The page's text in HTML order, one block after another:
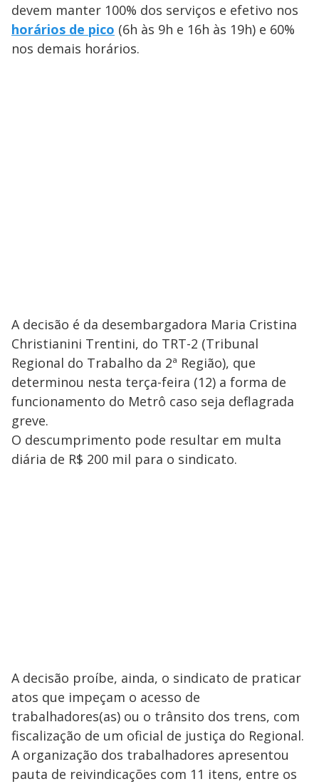
devem manter 100% dos serviços e efetivo nos
horários de pico (6h às 9h e 16h às 19h) e 60%
nos demais horários.
A decisão é da desembargadora Maria Cristina
Christianini Trentini, do TRT-2 (Tribunal
Regional do Trabalho da 2ª Região), que
determinou nesta terça-feira (12) a forma de
funcionamento do Metrô caso seja deflagrada
greve.
O descumprimento pode resultar em multa
diária de R$ 200 mil para o sindicato.
A decisão proíbe, ainda, o sindicato de praticar
atos que impeçam o acesso de
trabalhadores(as) ou o trânsito dos trens, com
fiscalização de um oficial de justiça do Regional.
A organização dos trabalhadores apresentou
pauta de reivindicações com 11 itens, entre os